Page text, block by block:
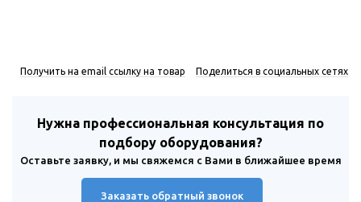
Получить на email ссылку на товар Поделиться в социальных сетях
Нужна профессиональная консультация по
подбору оборудования?
Оставьте заявку, и мы свяжемся с Вами в ближайшее время
Заказать обратный звонок